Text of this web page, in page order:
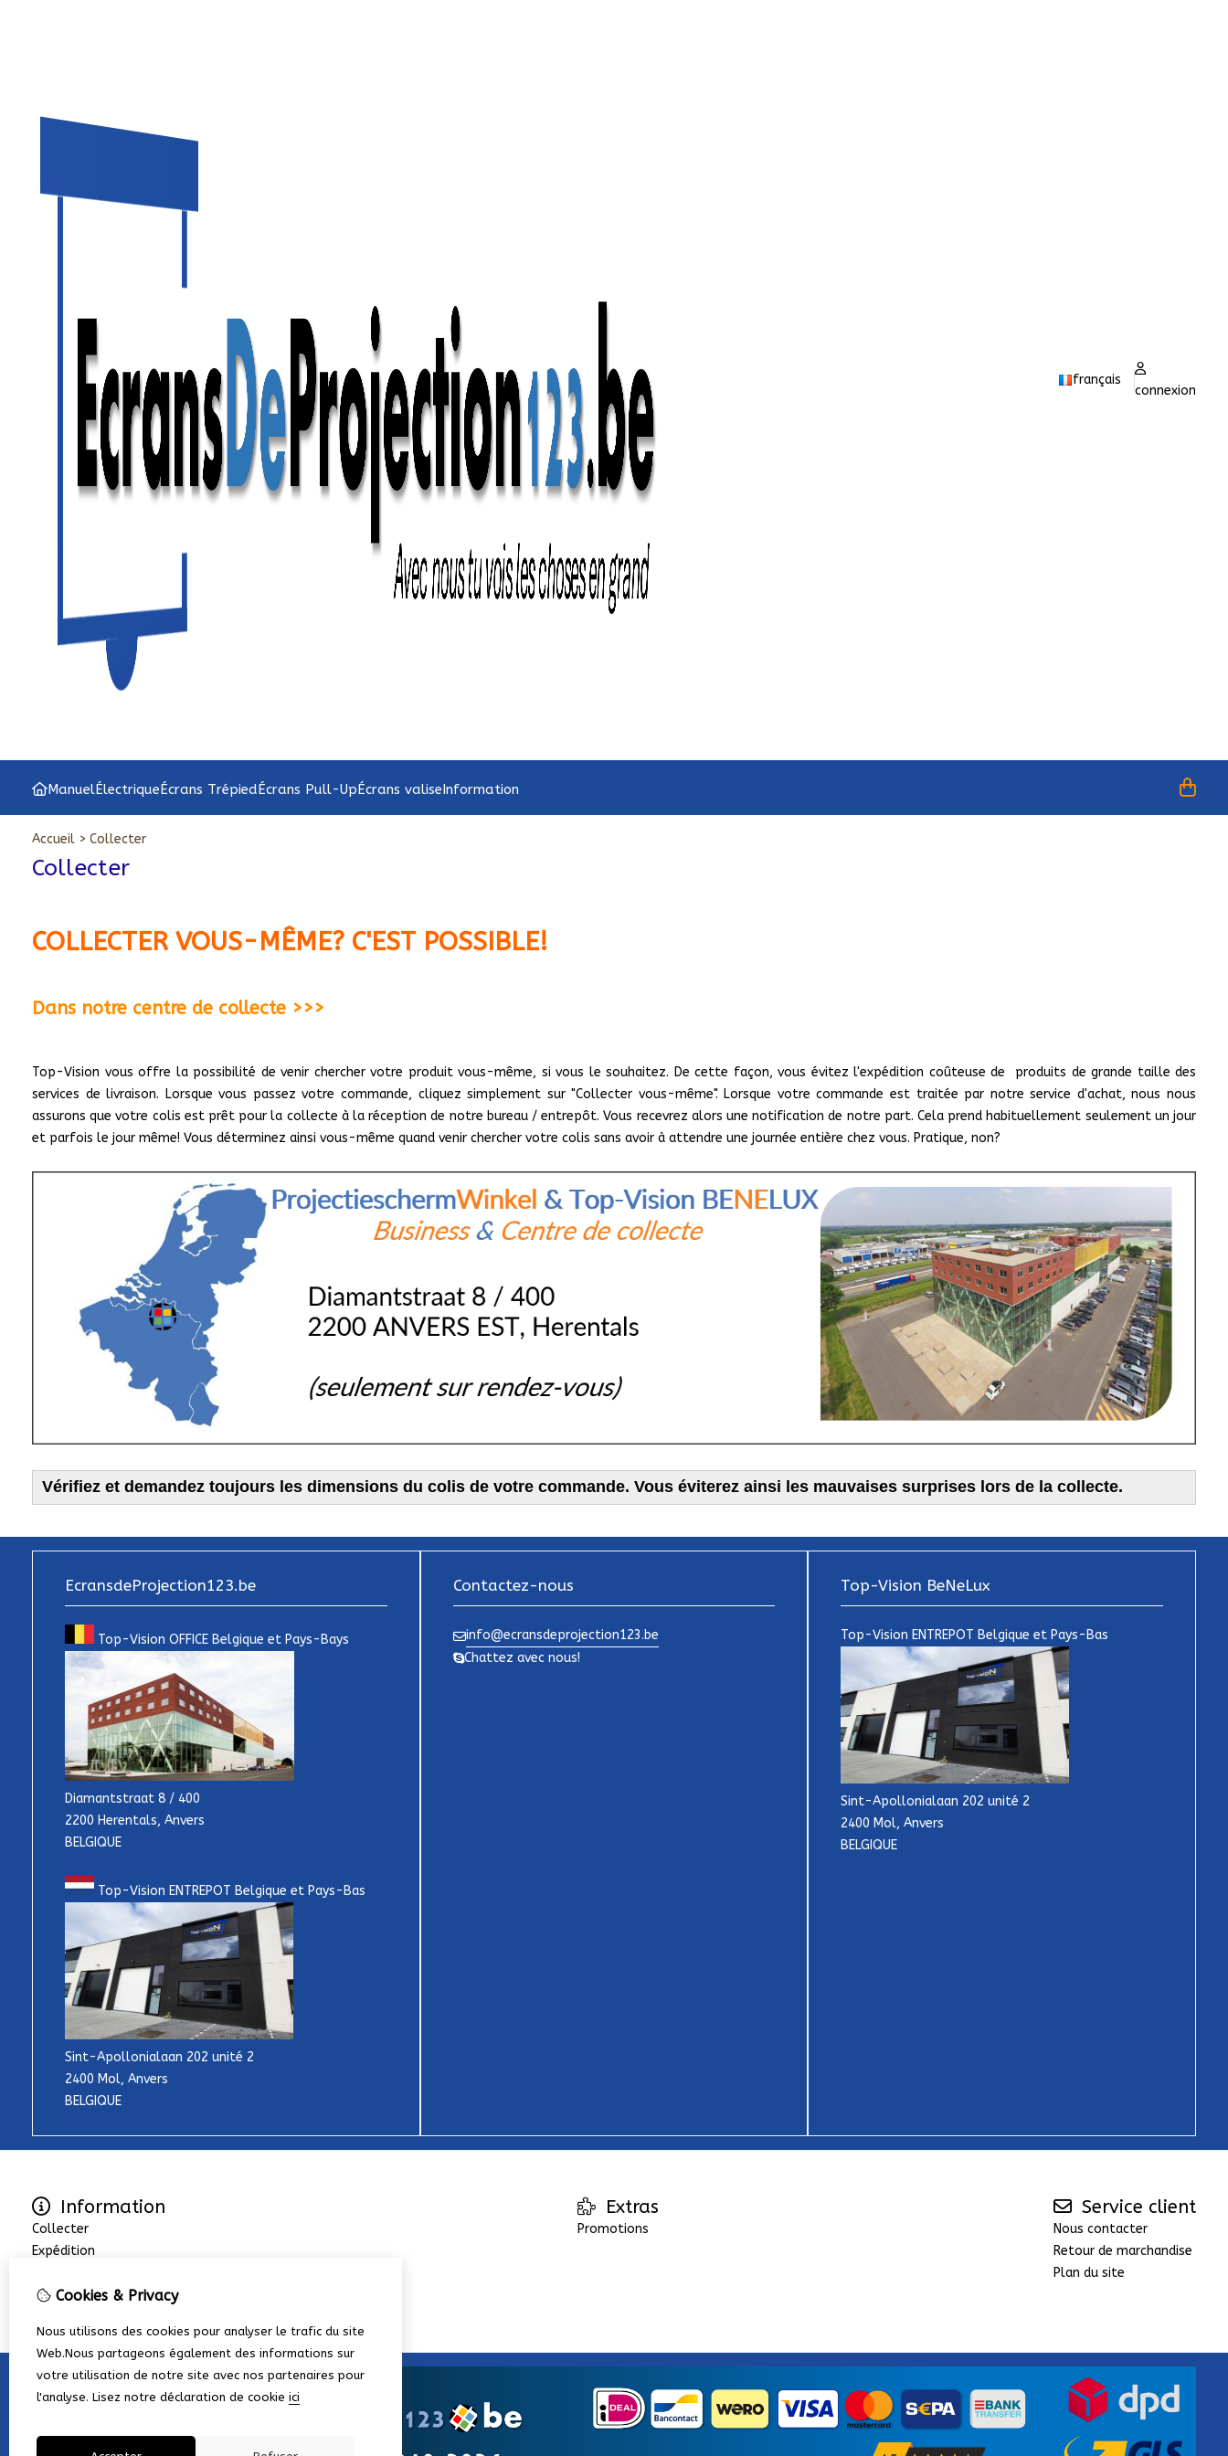
français
connexion
ManuelÉlectriqueÉcrans TrépiedÉcrans Pull-UpÉcrans valiseInformation
Accueil > Collecter
Collecter
COLLECTER VOUS-MÊME? C'EST POSSIBLE!
Dans notre centre de collecte >>>
Top-Vision vous offre la possibilité de venir chercher votre produit vous-même, si vous le souhaitez. De cette façon, vous évitez l'expédition coûteuse de produits de grande taille des
services de livraison. Lorsque vous passez votre commande, cliquez simplement sur "Collecter vous-même". Lorsque votre commande est traitée par notre service d'achat, nous nous
assurons que votre colis est prêt pour la collecte à la réception de notre bureau / entrepôt. Vous recevrez alors une notification de notre part. Cela prend habituellement seulement un jour
et parfois le jour même! Vous déterminez ainsi vous-même quand venir chercher votre colis sans avoir à attendre une journée entière chez vous. Pratique, non?
Vérifiez et demandez toujours les dimensions du colis de votre commande. Vous éviterez ainsi les mauvaises surprises lors de la collecte.
EcransdeProjection123.be
Top-Vision OFFICE Belgique et Pays-Bays
Diamantstraat 8 / 400
2200 Herentals, Anvers
BELGIQUE
Top-Vision ENTREPOT Belgique et Pays-Bas
Sint-Apollonialaan 202 unité 2
2400 Mol, Anvers
BELGIQUE
Contactez-nous
info@ecransdeprojection123.be
Chattez avec nous!
Top-Vision BeNeLux
Top-Vision ENTREPOT Belgique et Pays-Bas
Sint-Apollonialaan 202 unité 2
2400 Mol, Anvers
BELGIQUE
Information
Collecter
Expédition
Termes et les conditions
Extras
Promotions
Service client
Nous contacter
Retour de marchandise
Plan du site
Cookies & Privacy
Nous utilisons des cookies pour analyser le trafic du site
Web.Nous partageons également des informations sur
votre utilisation de notre site avec nos partenaires pour
l'analyse. Lisez notre déclaration de cookie ici